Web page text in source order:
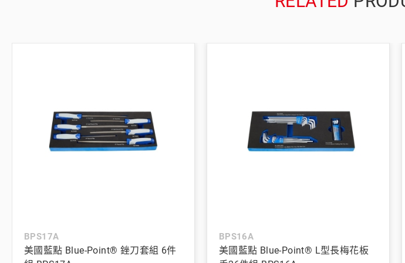
BPS17A
美國藍點 Blue-Point® 銼刀套組 6件
BPS16A
美國藍點 Blue-Point® L型長梅花板